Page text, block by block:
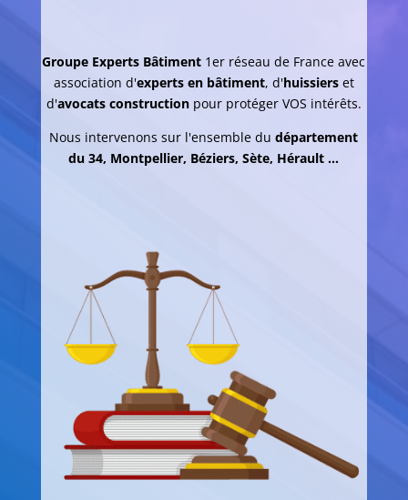
Groupe Experts Bâtiment 1er réseau de France avec
association d'experts en bâtiment, d'huissierset
d'avocats constructionpour protéger VOS intérêts.
Nous intervenons sur l'ensemble dudépartement
du 34, Montpellier, Béziers, Sète, Hérault ...